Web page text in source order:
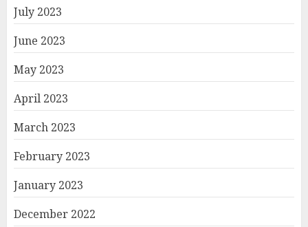
July 2023
June 2023
May 2023
April 2023
March 2023
February 2023
January 2023
December 2022